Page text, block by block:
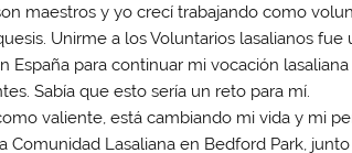
maestros y yo crecí trabajando como
Unirme a los Voluntarios lasalianos
España para continuar mi vocación
Sabía que esto sería un reto para mí.
valiente, está cambiando mi vida y mi
Comunidad Lasaliana en Bedford Park,